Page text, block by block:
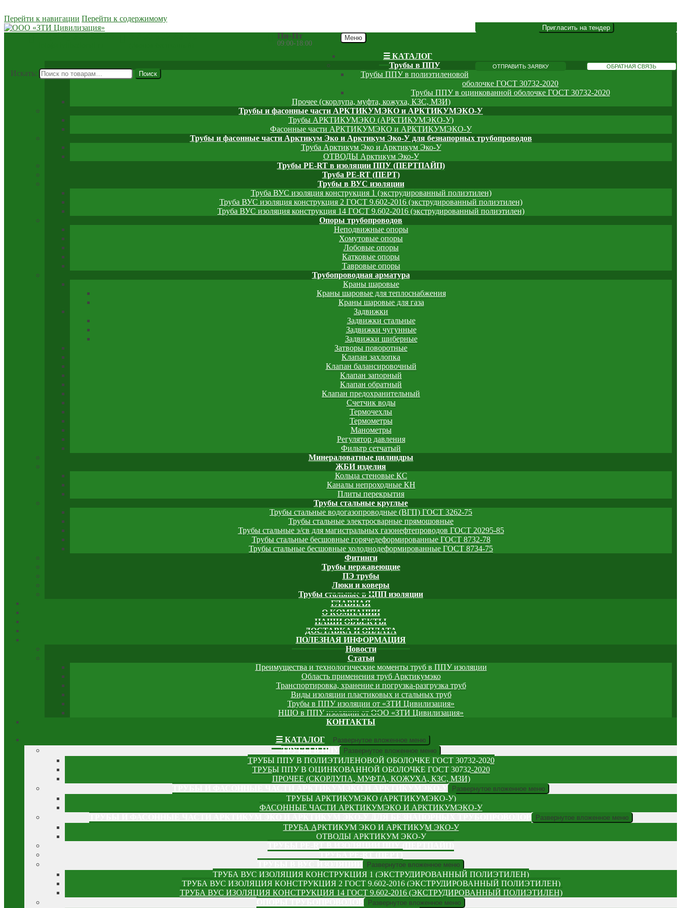
Перейти к навигации Перейти к содержимому
Пн-Пт
09:00-18:00
Искать: Поиск
Меню
☰ КАТАЛОГ
Трубы в ППУ
Трубы ППУ в полиэтиленовой
оболочке ГОСТ 30732-2020
Трубы ППУ в оцинкованной оболочке ГОСТ 30732-2020
Прочее (скорлупа, муфта, кожуха, КЗС, МЗИ)
Трубы и фасонные части АРКТИКУМЭКО и АРКТИКУМЭКО-У
Трубы АРКТИКУМЭКО (АРКТИКУМЭКО-У)
Фасонные части АРКТИКУМЭКО и АРКТИКУМЭКО-У
Трубы и фасонные части Арктикум Эко и Арктикум Эко-У для безнапорных трубопроводов
Труба Арктикум Эко и Арктикум Эко-У
ОТВОДЫ Арктикум Эко-У
Трубы PE-RT в изоляции ППУ (ПЕРТПАЙП)
⁠Трубa PE-RT (ПЕРТ)
Трубы в ВУС изоляции
Труба ВУС изоляция конструкция 1 (экструдированный полиэтилен)
Труба ВУС изоляция конструкция 2 ГОСТ 9.602-2016 (экструдированный полиэтилен)
Труба ВУС изоляция конструкция 14 ГОСТ 9.602-2016 (экструдированный полиэтилен)
Опоры трубопроводов
Неподвижные опоры
Хомутовые опоры
Лобовые опоры
Катковые опоры
Тавровые опоры
Трубопроводная арматура
Краны шаровые
Краны шаровые для теплоснабжения
Краны шаровые для газа
Задвижки
Задвижки стальные
Задвижки чугунные
Задвижки шиберные
Затворы поворотные
Клапан захлопка
Клапан балансировочный
Клапан запорный
Клапан обратный
Клапан предохранительный
Счетчик воды
Термочехлы
Термометры
Манометры
Регулятор давления
Фильтр сетчатый
Минераловатные цилиндры
ЖБИ изделия
Кольца стеновые КС
Каналы непроходные КН
Плиты перекрытия
Трубы стальные круглые
Трубы стальные водогазопроводные (ВГП) ГОСТ 3262-75
Трубы стальные электросварные прямошовные
Трубы стальные э/св для магистральных газонефтепроводов ГОСТ 20295-85
Трубы стальные бесшовные горячедеформированные ГОСТ 8732-78
Трубы стальные бесшовные холоднодеформированные ГОСТ 8734-75
Фитинги
Трубы нержавеющие
ПЭ трубы
Люки и коверы
Трубы стальные в ЦПП изоляции
ГЛАВНАЯ
О КОМПАНИИ
НАШИ ОБЪЕКТЫ
ДОСТАВКА И ОПЛАТА
ПОЛЕЗНАЯ ИНФОРМАЦИЯ
Новости
Статьи
Преимущества и технологические моменты труб в ППУ изоляции
Область применения труб Арктикумэко
Транспортировка, хранение и погрузка-разгрузка труб
Виды изоляции пластиковых и стальных труб
Трубы в ППУ изоляции от «ЗТИ Цивилизация»
НЩО в ППУ изоляции от ООО «ЗТИ Цивилизация»
КОНТАКТЫ
☰ КАТАЛОГ Развернутое вложенное меню
ТРУБЫ В ППУ Развернутое вложенное меню
ТРУБЫ ППУ В ПОЛИЭТИЛЕНОВОЙ ОБОЛОЧКЕ ГОСТ 30732-2020
ТРУБЫ ППУ В ОЦИНКОВАННОЙ ОБОЛОЧКЕ ГОСТ 30732-2020
ПРОЧЕЕ (СКОРЛУПА, МУФТА, КОЖУХА, КЗС, МЗИ)
Развернутое вложенное меню
ТРУБЫ АРКТИКУМЭКО (АРКТИКУМЭКО-У)
ФАСОННЫЕ ЧАСТИ АРКТИКУМЭКО И АРКТИКУМЭКО-У
Развернутое вложенное меню
ТРУБА АРКТИКУМ ЭКО И АРКТИКУМ ЭКО-У
ОТВОДЫ АРКТИКУМ ЭКО-У
Развернутое вложенное меню
ТРУБА ВУС ИЗОЛЯЦИЯ КОНСТРУКЦИЯ 1 (ЭКСТРУДИРОВАННЫЙ ПОЛИЭТИЛЕН)
ТРУБА ВУС ИЗОЛЯЦИЯ КОНСТРУКЦИЯ 2 ГОСТ 9.602-2016 (ЭКСТРУДИРОВАННЫЙ ПОЛИЭТИЛЕН)
ТРУБА ВУС ИЗОЛЯЦИЯ КОНСТРУКЦИЯ 14 ГОСТ 9.602-2016 (ЭКСТРУДИРОВАННЫЙ ПОЛИЭТИЛЕН)
Развернутое вложенное меню